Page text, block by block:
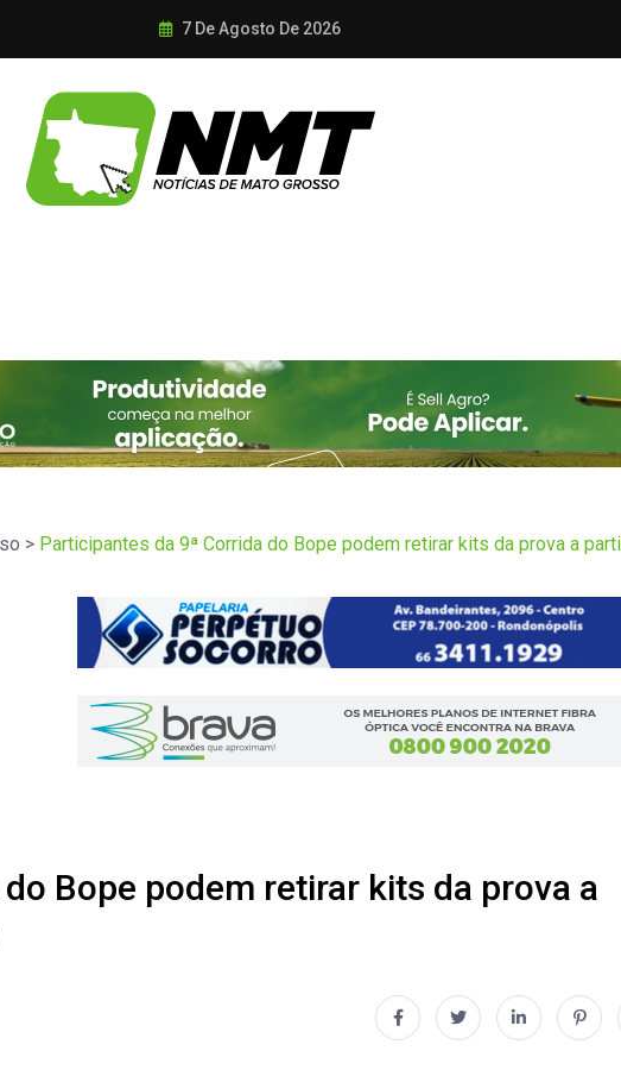
7 De Agosto De 2026
> Participantes da 9ª Corrida do Bope podem retirar kits da prova a
Bope podem retirar kits da prova a